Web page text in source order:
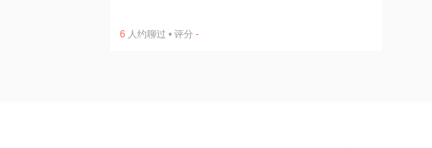
6 人约聊过 • 评分 -